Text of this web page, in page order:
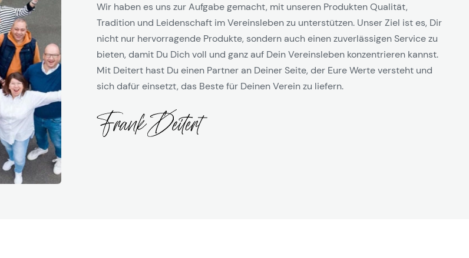
Wir haben es uns zur Aufgabe gemacht, mit unseren Produkten Qualität,
Tradition und Leidenschaft im Vereinsleben zu unterstützen. Unser Ziel ist es, Dir
nicht nur hervorragende Produkte, sondern auch einen zuverlässigen Service zu
bieten, damit Du Dich voll und ganz auf Dein Vereinsleben konzentrieren kannst.
Mit Deitert hast Du einen Partner an Deiner Seite, der Eure Werte versteht und
sich dafür einsetzt, das Beste für Deinen Verein zu liefern.